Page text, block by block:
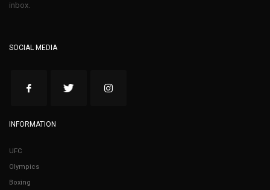
inbox.
SOCIAL MEDIA
INFORMATION
UFC
Olympics
Boxing